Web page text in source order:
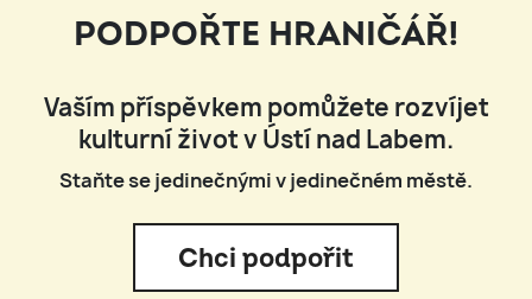
PODPOŘTE HRANIČÁŘ!
Vaším příspěvkem pomůžete rozvíjet
kulturní život v Ústí nad Labem.
Staňte se jedinečnými v jedinečném městě.
Chci podpořit